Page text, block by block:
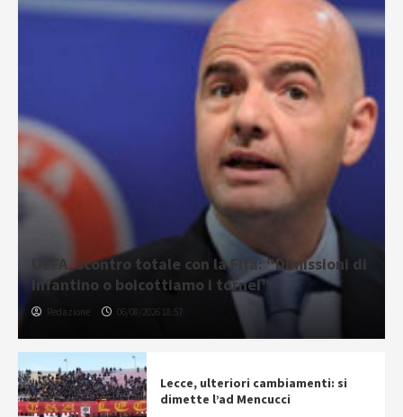
UEFA, scontro totale con la Fifa: “Dimissioni di
Infantino o boicottiamo i tornei”
Redazione 06/08/2026 18:57
Lecce, ulteriori cambiamenti: si
dimette l’ad Mencucci